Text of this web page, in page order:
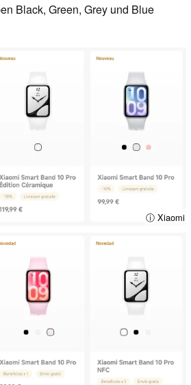
Black, Green, Grey und Blue
ⓘ Xiaomi